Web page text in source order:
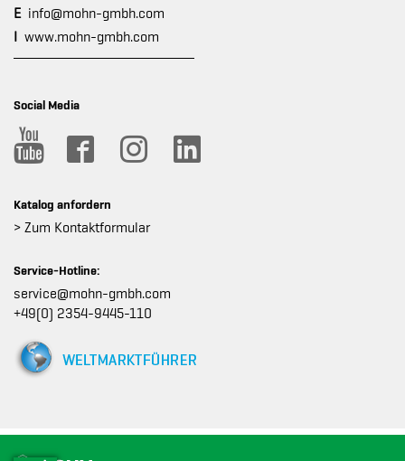
E info@mohn-gmbh.com
I www.mohn-gmbh.com
Social Media
Katalog anfordern
> Zum Kontaktformular
Service-Hotline:
service@mohn-gmbh.com
+49(0) 2354-9445-110